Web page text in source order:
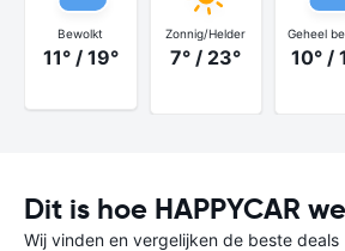
Bewolkt
11° / 19°
Zonnig/Helder
7° / 23°
Geheel
10° /
Dit is hoe HAPPYCAR
Wij vinden en vergelijken de beste deals